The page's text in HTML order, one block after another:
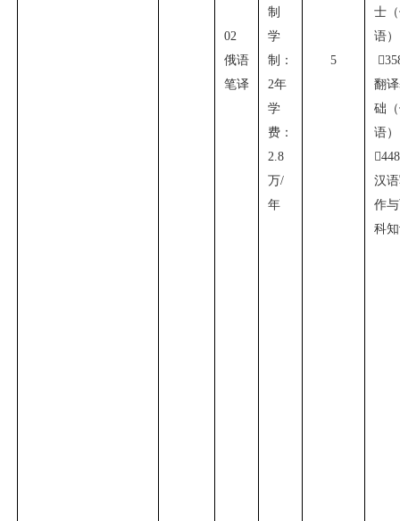
02
俄语
笔译
制
学
制：
2年
学
费：
2.8
万/
年
5
士
语）

翻
础
语）
448
汉
作
科